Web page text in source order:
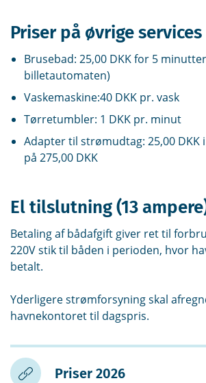
Priser på øvrige services
Brusebad: 25,00 DKK for 5
billetautomaten)
Vaskemaskine:40 DKK pr. vask
Tørretumbler: 1 DKK pr. minut
Adapter til strømudtag: 25,00 DKK
på 275,00 DKK
El tilslutning (13
Betaling af bådafgift giver ret til
220V stik til båden i perioden, hvor
betalt.
Yderligere strømforsyning skal
havnekontoret til dagspris.
Priser 2026